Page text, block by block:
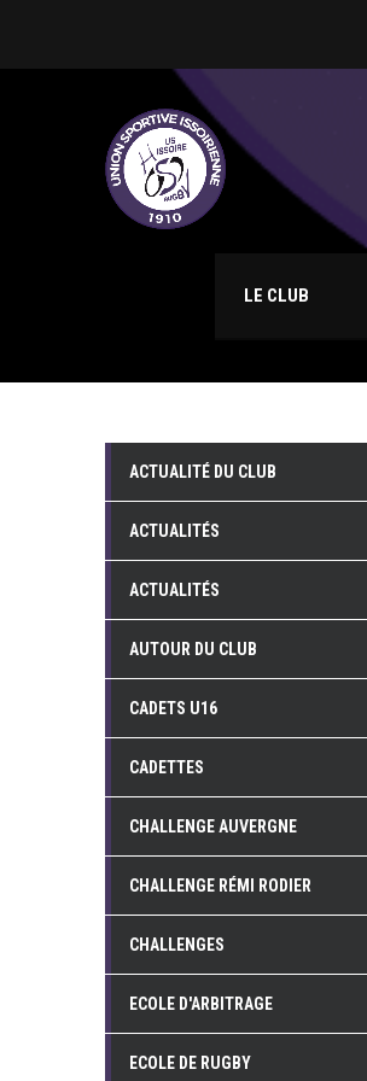
LE CLUB
ACTUALITÉ DU CLUB
ACTUALITÉS
ACTUALITÉS
AUTOUR DU CLUB
CADETS U16
CADETTES
CHALLENGE AUVERGNE
CHALLENGE RÉMI RODIER
CHALLENGES
ECOLE D'ARBITRAGE
ECOLE DE RUGBY